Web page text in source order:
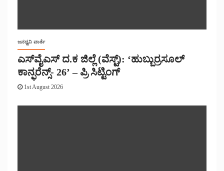
ಜನಧ್ವನಿ ವಾರ್ತೆ
ಎಸ್‌ವೈಎಸ್ ದ.ಕ ಜಿಲ್ಲೆ (ವೆಸ್ಟ್): ‘ಹುಬ್ಬುರ್ರಸೂಲ್
ಕಾನ್ಫರೆನ್ಸ್- 26’ – ಪ್ರಿ ಸಿಟ್ಟಿಂಗ್
1st August 2026